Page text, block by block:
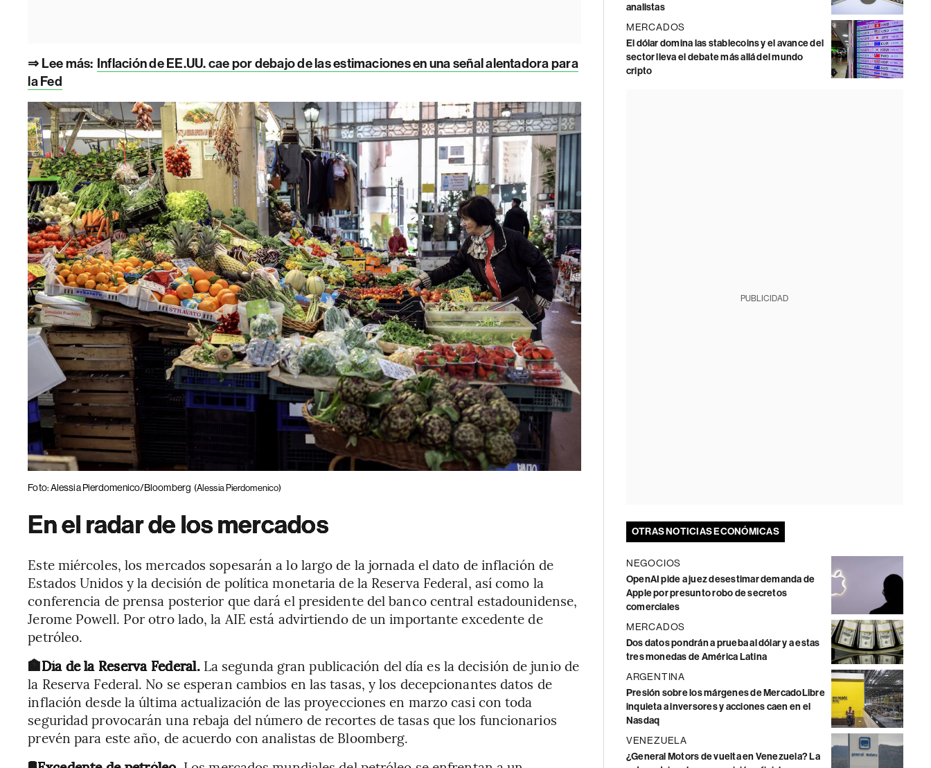
⇒ Lee más: Inflación de EE.UU. cae por debajo de las estimaciones en una señal alentadora para
la Fed
Foto: Alessia Pierdomenico/Bloomberg (Alessia Pierdomenico)
En el radar de los mercados
Este miércoles, los mercados sopesarán a lo largo de la jornada el dato de inflación de
Estados Unidos y la decisión de política monetaria de la Reserva Federal, así como la
conferencia de prensa posterior que dará el presidente del banco central estadounidense,
Jerome Powell. Por otro lado, la AIE está advirtiendo de un importante excedente de
petróleo.
🏦Día de la Reserva Federal.La segunda gran publicación del día es la decisión de junio de
la Reserva Federal. No se esperan cambios en las tasas, y los decepcionantes datos de
inflación desde la última actualización de las proyecciones en marzo casi con toda
seguridad provocarán una rebaja del número de recortes de tasas que los funcionarios
prevén para este año, de acuerdo con analistas de Bloomberg.
analistas
MERCADOS
El dólar domina las stablecoins y el avance del
sector lleva el debate más allá del mundo
cripto
PUBLICIDAD
OTRAS NOTICIAS ECONÓMICAS
NEGOCIOS
OpenAI pide a juez desestimar demanda de
Apple por presunto robo de secretos
comerciales
MERCADOS
Dos datos pondrán a prueba al dólar y a estas
tres monedas de América Latina
ARGENTINA
Presión sobre los márgenes de MercadoLibre
inquieta a inversores y acciones caen en el
Nasdaq
VENEZUELA
¿General Motors de vuelta en Venezuela? La